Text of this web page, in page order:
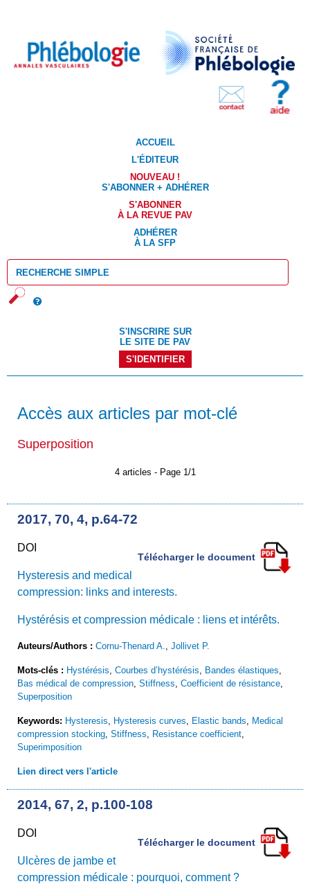
ACCUEIL
L'ÉDITEUR
NOUVEAU !
S'ABONNER + ADHÉRER
S'ABONNER
À LA REVUE PAV
ADHÉRER
À LA SFP
S'INSCRIRE SUR
LE SITE DE PAV
S'IDENTIFIER
Accès aux articles par mot-clé
Superposition
4 articles - Page 1/1
2017, 70, 4, p.64-72
DOI
Télécharger le document
Hysteresis and medical
compression: links and interests.
Hystérésis et compression médicale : liens et intérêts.
Auteurs/Authors : Cornu-Thenard A. Jollivet P.
Mots-clés : Hystérésis Courbes d’hystérésis Bandes élastiques
Bas médical de compression Stiffness Coefficient de résistance
Superposition
Keywords: Hysteresis Hysteresis curves Elastic bands
Medical
compression stocking Stiffness Resistance coefficient
Superimposition
Lien direct vers l'article
2014, 67, 2, p.100-108
DOI
Télécharger le document
Ulcères de jambe et
compression médicale : pourquoi, comment ?